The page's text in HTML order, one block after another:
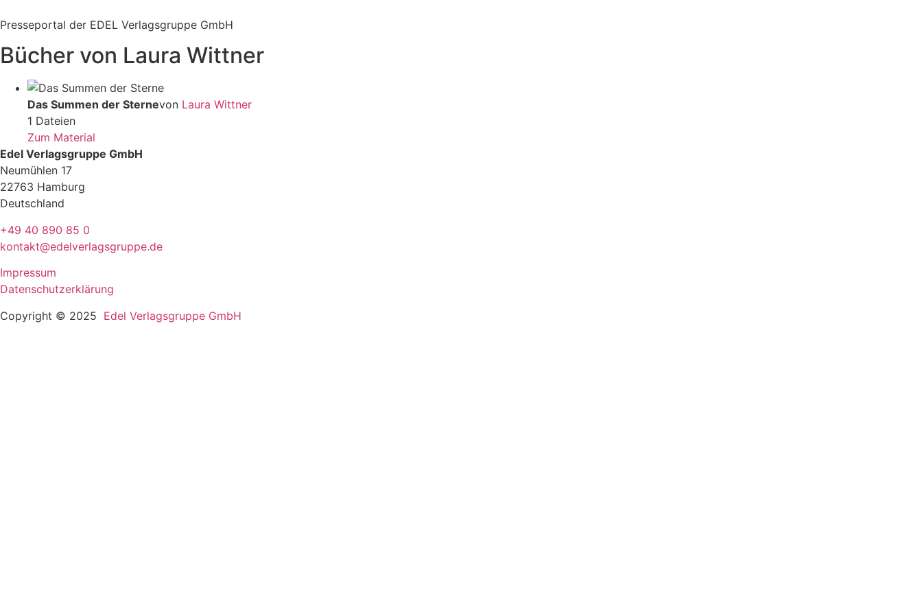
Inhalt
Presseportal der EDEL Verlagsgruppe GmbH
Bücher von Laura Wittner
Das Summen der Sternevon Laura Wittner
1 Dateien
Zum Material
Edel Verlagsgruppe GmbH
Neumühlen 17
22763 Hamburg
Deutschland
+49 40 890 85 0
kontakt@edelverlagsgruppe.de
Impressum
Datenschutzerklärung
Copyright © 2025 Edel Verlagsgruppe GmbH